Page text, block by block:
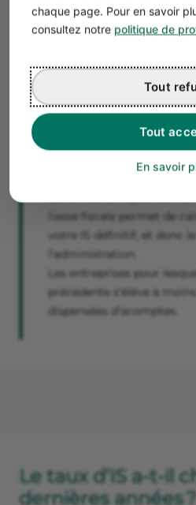
chaque page. Pour en savoir
consultez notre politique de
Tout
Tout
En savoir
Au total, Maryse doit donc
€ d’IS au titre de son
💡 Si vous ne pouvez pas
suffit de multiplier votre
normal de 25 % pour calculer
Le paiement de l’impôt
par le biais de 4 acomptes
liasse fiscale permet de
votre IS définitif, et donc
l’administration.
Les entreprises pour
précédente s’élève à
dispensées d’acomptes.
Le taux d’IS a-t-il
dernières années ?